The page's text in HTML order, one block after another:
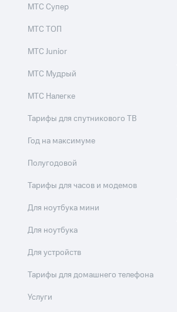
МТС Супер
МТС ТОП
МТС Junior
МТС Мудрый
МТС Налегке
Тарифы для спутникового ТВ
Год на максимуме
Полугодовой
Тарифы для часов и модемов
Для ноутбука мини
Для ноутбука
Для устройств
Тарифы для домашнего телефона
Услуги